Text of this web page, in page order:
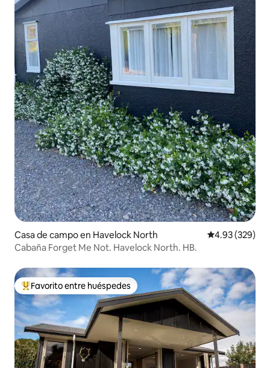
Casa de campo en Havelock North Calificación
4.93 (329)
Cabaña Forget Me Not. Havelock North. HB.
Favorito entre huéspedes preferido
Favorito entre huéspedes